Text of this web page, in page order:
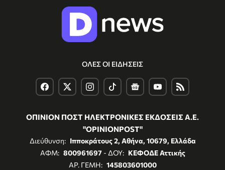
ΟΛΕΣ ΟΙ ΕΙΔΗΣΕΙΣ
ΟΠΙΝΙΟΝ ΠΟΣΤ ΗΛΕΚΤΡΟΝΙΚΕΣ ΕΚΔΟΣΕΙΣ Α.Ε.
"OPINIONPOST"
Διεύθυνση: Ιπποκράτους 2, Αθήνα, 10679, Ελλάδα
ΑΦΜ: 800961697- ΔΟΥ: ΚΕΦΟΔΕ Αττικής
ΑΡ. ΓΕΜΗ: 145803601000